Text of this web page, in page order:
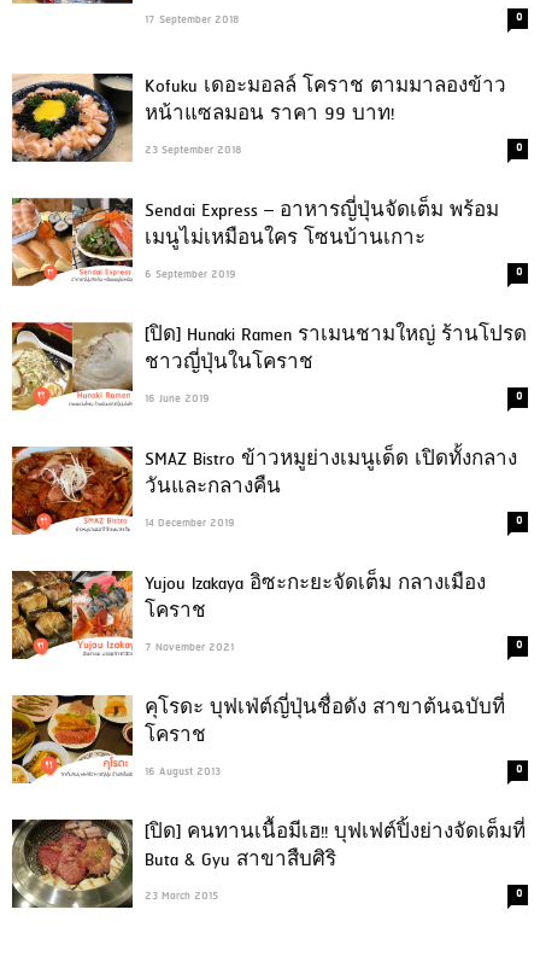
17 September 2018 0
Kofuku เดอะมอลล์ โคราช ตามมาลองข้าว
หน้าแซลมอน ราคา 99 บาท!
23 September 2018 0
Sendai Express – อาหารญี่ปุ่นจัดเต็ม พร้อม
เมนูไม่เหมือนใคร โซนบ้านเกาะ
6 September 2019 0
[ปิด] Hunaki Ramen ราเมนชามใหญ่ ร้านโปรด
ชาวญี่ปุ่นในโคราช
16 June 2019 0
SMAZ Bistro ข้าวหมูย่างเมนูเด็ด เปิดทั้งกลาง
วันและกลางคืน
14 December 2019 0
Yujou Izakaya อิซะกะยะจัดเต็ม กลางเมือง
โคราช
7 November 2021 0
คุโรดะ บุฟเฟ่ต์ญี่ปุ่นชื่อดัง สาขาต้นฉบับที่
โคราช
16 August 2013 0
[ปิด] คนทานเนื้อมีเฮ!! บุฟเฟต์ปิ้งย่างจัดเต็มที่
Buta & Gyu สาขาสืบศิริ
23 March 2015 0